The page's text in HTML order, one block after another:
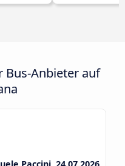
Bus-Anbieter auf